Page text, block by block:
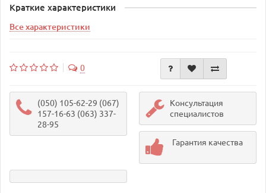
Краткие характеристики
Все характеристики
0
(050) 105-62-29 (067)
157-16-63 (063) 337-
28-95
Консультация
специалистов
Гарантия качества